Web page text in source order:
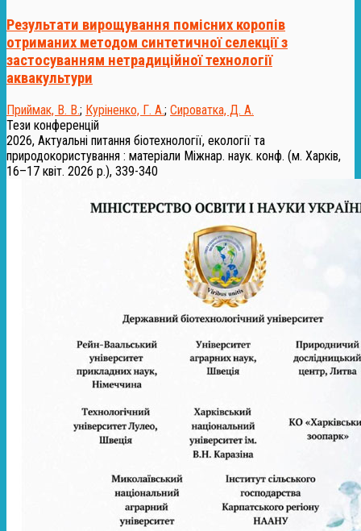
Результати вирощування помісних коропів
отриманих методом синтетичної селекції з
застосуванням нетрадиційної технології
аквакультури
Приймак, В. В.; Куріненко, Г. А.; Сироватка, Д. А.
Тези конференцій
2026, Актуальні питання біотехнології, екології та
природокористування : матеріали Міжнар. наук. конф. (м. Харків,
16–17 квіт. 2026 р.), 339-340